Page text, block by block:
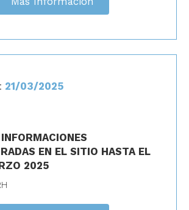
21/03/2025
EN EL SITIO HASTA EL
2025